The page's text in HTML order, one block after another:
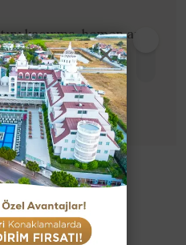
kaçırma, hemen ara!